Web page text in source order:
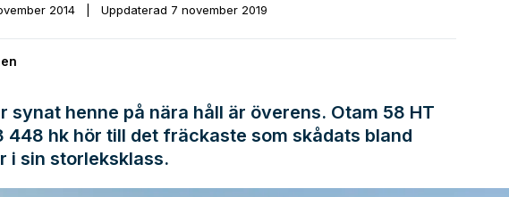
2014 Uppdaterad 7 november 2019
synat henne på nära håll är överens. Otam 58 HT
448 hk hör till det fräckaste som skådats bland
i sin storleksklass.